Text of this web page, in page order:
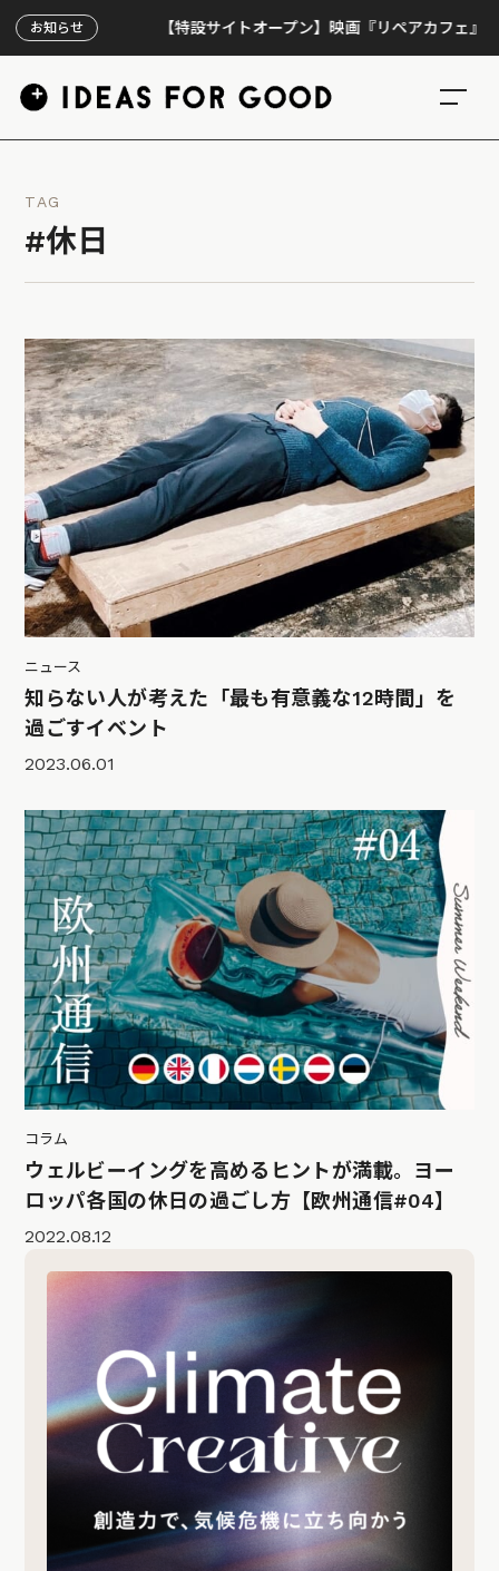
お知らせ 【特設サイトオープン】映画『リペアカフェ』、上映
TAG
#休日
ニュース
知らない人が考えた「最も有意義な12時間」を
過ごすイベント
2023.06.01
コラム
ウェルビーイングを高めるヒントが満載。ヨー
ロッパ各国の休日の過ごし方【欧州通信#04】
2022.08.12